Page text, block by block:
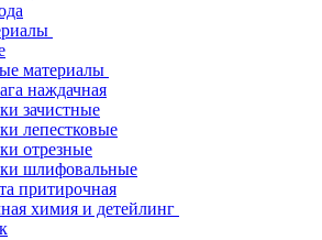
материалы
наждачная
зачистные
лепестковые
отрезные
шлифовальные
притирочная
химия и детейлинг